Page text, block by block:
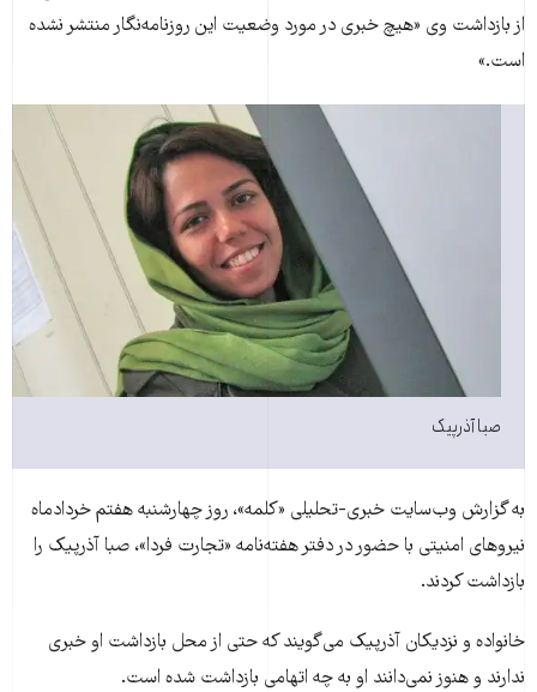
از بازداشت وی «هيچ خبری در مورد وضعيت اين روزنامه‌نگار منتشر نشده
است.»
صبا آذرپیک
به گزارش وب‌سایت خبری-تحلیلی «کلمه»، روز چهارشنبه هفتم خردادماه
نيروهای امنيتی با حضور در دفتر هفته‌نامه «تجارت فردا»، صبا آذرپيک را
بازداشت کردند.
خانواده و نزديکان آذرپيک می‌گويند که حتی از محل بازداشت او خبری
ندارند و هنوز نمی‌دانند او به چه اتهامی بازداشت شده است.